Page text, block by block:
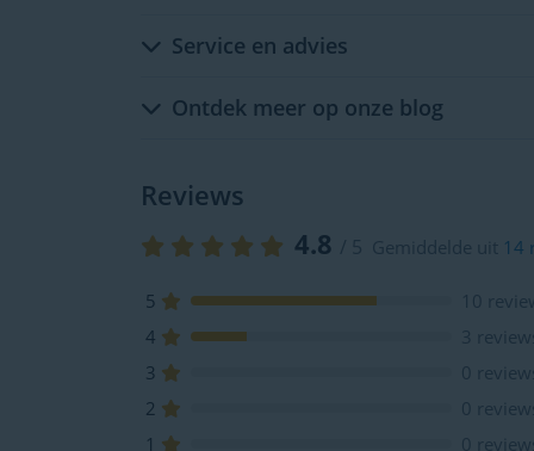
Service en advies
Ontdek meer op onze blog
Reviews
4.8 / 5 Gemiddelde uit 14
5
10
4
3 reviews
3
0 reviews
2
0 reviews
1
0 reviews